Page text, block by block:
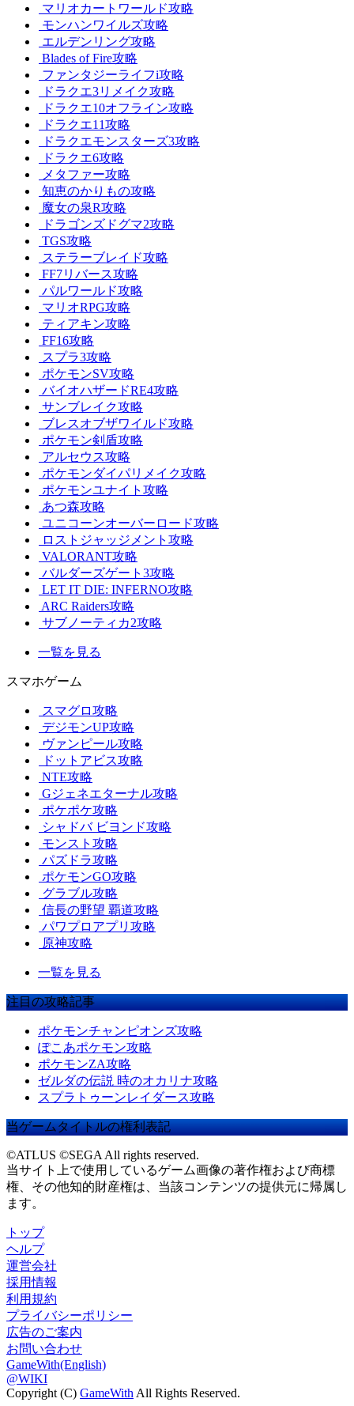
マリオカートワールド攻略
モンハンワイルズ攻略
エルデンリング攻略
Blades of Fire攻略
ファンタジーライフi攻略
ドラクエ3リメイク攻略
ドラクエ10オフライン攻略
ドラクエ11攻略
ドラクエモンスターズ3攻略
ドラクエ6攻略
メタファー攻略
知恵のかりもの攻略
魔女の泉R攻略
ドラゴンズドグマ2攻略
TGS攻略
ステラーブレイド攻略
FF7リバース攻略
パルワールド攻略
マリオRPG攻略
ティアキン攻略
FF16攻略
スプラ3攻略
ポケモンSV攻略
バイオハザードRE4攻略
サンブレイク攻略
ブレスオブザワイルド攻略
ポケモン剣盾攻略
アルセウス攻略
ポケモンダイパリメイク攻略
ポケモンユナイト攻略
あつ森攻略
ユニコーンオーバーロード攻略
ロストジャッジメント攻略
VALORANT攻略
バルダーズゲート3攻略
LET IT DIE: INFERNO攻略
ARC Raiders攻略
サブノーティカ2攻略
一覧を見る
スマホゲーム
スマグロ攻略
デジモンUP攻略
ヴァンピール攻略
ドットアビス攻略
NTE攻略
Gジェネエターナル攻略
ポケポケ攻略
シャドバ ビヨンド攻略
モンスト攻略
パズドラ攻略
ポケモンGO攻略
グラブル攻略
信長の野望 覇道攻略
パワプロアプリ攻略
原神攻略
一覧を見る
注目の攻略記事
ポケモンチャンピオンズ攻略
ぽこあポケモン攻略
ポケモンZA攻略
ゼルダの伝説 時のオカリナ攻略
スプラトゥーンレイダース攻略
当ゲームタイトルの権利表記
©ATLUS ©SEGA All rights reserved.
当サイト上で使用しているゲーム画像の著作権および商標
権、その他知的財産権は、当該コンテンツの提供元に帰属し
ます。
トップ
ヘルプ
運営会社
採用情報
利用規約
プライバシーポリシー
広告のご案内
お問い合わせ
GameWith(English)
@WIKI
Copyright (C) GameWith All Rights Reserved.